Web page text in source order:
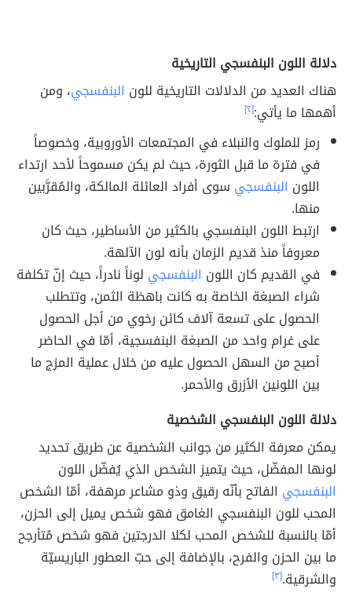
دلالة اللون البنفسجي التاريخية
هناك العديد من الدلالات التاريخية للون البنفسجي، ومن
أهمها ما يأتي:[٢]
رمز للملوك والنبلاء في المجتمعات الأوروبية، وخصوصاً
في فترة ما قبل الثورة، حيث لم يكن مسموحاً لأحد ارتداء
اللون البنفسجي سوى أفراد العائلة المالكة، والمُقرَّبين
منها.
ارتبط اللون البنفسجي بالكثير من الأساطير، حيث كان
معروفاً منذ قديم الزمان بأنه لون الآلهة.
في القديم كان اللون البنفسجي لوناً نادراً، حيث إنّ تكلفة
شراء الصبغة الخاصة به كانت باهظة الثمن، وتتطلب
الحصول على تسعة آلاف كائن رخوي من أجل الحصول
على غرام واحد من الصبغة البنفسجية، أمّا في الحاضر
أصبح من السهل الحصول عليه من خلال عملية المزج ما
بين اللونين الأزرق والأحمر.
دلالة اللون البنفسجي الشخصية
يمكن معرفة الكثير من جوانب الشخصية عن طريق تحديد
لونها المفضّل، حيث يتميز الشخص الذي يُفضّل اللون
البنفسجي الفاتح بأنّه رقيق وذو مشاعر مرهفة، أمّا الشخص
المحب للون البنفسجي الغامق فهو شخص يميل إلى الحزن،
أمّا بالنسبة للشخص المحب لكلا الدرجتين فهو شخص مُتأرجح
ما بين الحزن والفرح، بالإضافة إلى حبّ العطور الباريسيّة
والشرقية.[٣]